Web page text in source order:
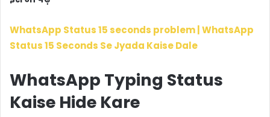
WhatsApp Status 15 seconds problem | WhatsApp
Status 15 Seconds Se Jyada Kaise Dale
WhatsApp Typing Status
Kaise Hide Kare